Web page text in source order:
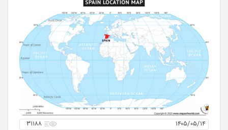
۱۴۰۵/۰۵/۱۴ ۳۱۱۸۸